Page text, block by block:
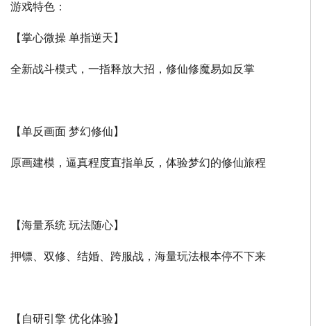
游戏特色：
【掌心微操 单指逆天】
全新战斗模式，一指释放大招，修仙修魔易如反掌
【单反画面 梦幻修仙】
原画建模，逼真程度直指单反，体验梦幻的修仙旅程
【海量系统 玩法随心】
押镖、双修、结婚、跨服战，海量玩法根本停不下来
【自研引擎 优化体验】